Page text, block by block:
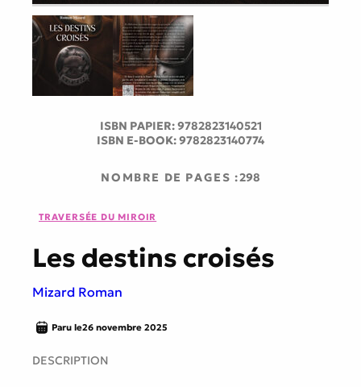
ISBN PAPIER:9782823140521
ISBN E-BOOK:9782823140774
NOMBRE DE PAGES :298
TRAVERSÉE DU MIROIR
Les destins croisés
Mizard Roman
Paru le26 novembre 2025
DESCRIPTION